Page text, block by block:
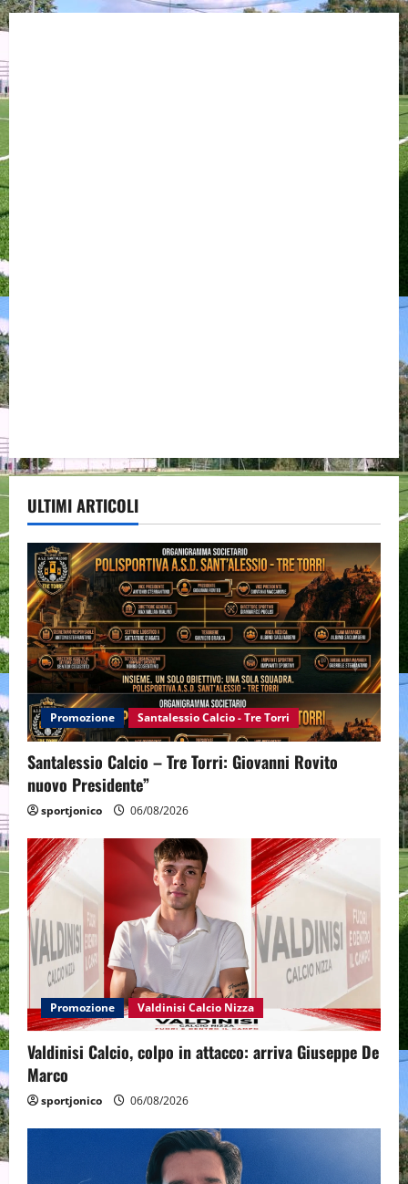
ULTIMI ARTICOLI
Promozione Santalessio Calcio - Tre Torri
Santalessio Calcio – Tre Torri: Giovanni Rovito
nuovo Presidente”
sportjonico 06/08/2026
Promozione Valdinisi Calcio Nizza
Valdinisi Calcio, colpo in attacco: arriva Giuseppe De
Marco
sportjonico 06/08/2026